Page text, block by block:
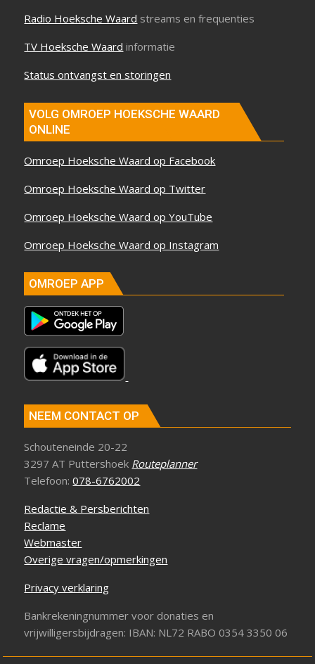
Radio Hoeksche Waard streams en frequenties
TV Hoeksche Waard informatie
Status ontvangst en storingen
VOLG OMROEP HOEKSCHE WAARD
ONLINE
Omroep Hoeksche Waard op Facebook
Omroep Hoeksche Waard op Twitter
Omroep Hoeksche Waard op YouTube
Omroep Hoeksche Waard op Instagram
OMROEP APP
NEEM CONTACT OP
Schouteneinde 20-22
3297 AT Puttershoek Routeplanner
Telefoon:078-6762002
Redactie & Persberichten
Reclame
Webmaster
Overige vragen/opmerkingen
Privacy verklaring
Bankrekeningnummer voor donaties en
vrijwilligersbijdragen: IBAN: NL72 RABO 0354 3350 06